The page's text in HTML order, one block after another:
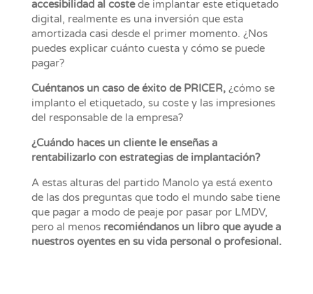
accesibilidad al costede implantar este etiquetado
digital, realmente es una inversión que esta
amortizada casi desde el primer momento. ¿Nos
puedes explicar cuánto cuesta y cómo se puede
pagar?
Cuéntanos un caso de éxito de PRICER, ¿cómo se
implanto el etiquetado, su coste y las impresiones
del responsable de la empresa?
¿Cuándo haces un cliente le enseñas a
rentabilizarlo con estrategias de implantación?
A estas alturas del partido Manolo ya está exento
de las dos preguntas que todo el mundo sabe tiene
que pagar a modo de peaje por pasar por LMDV,
pero al menos recomiéndanos un libro que ayude a
nuestros oyentes en su vida personal o profesional.